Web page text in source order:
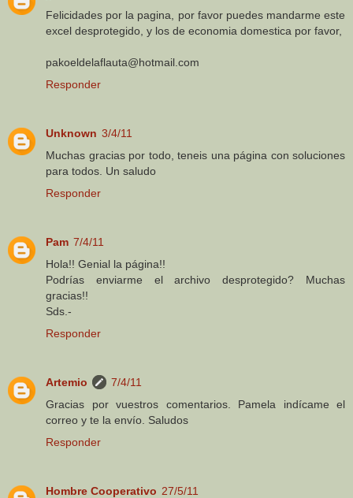
Felicidades por la pagina, por favor puedes mandarme este
excel desprotegido, y los de economia domestica por favor,
pakoeldelaflauta@hotmail.com
Responder
Unknown 3/4/11
Muchas gracias por todo, teneis una página con soluciones
para todos. Un saludo
Responder
Pam 7/4/11
Hola!! Genial la página!!
Podrías enviarme el archivo desprotegido? Muchas
gracias!!
Sds.-
Responder
Artemio
7/4/11
Gracias por vuestros comentarios. Pamela indícame el
correo y te la envío. Saludos
Responder
Hombre Cooperativo 27/5/11